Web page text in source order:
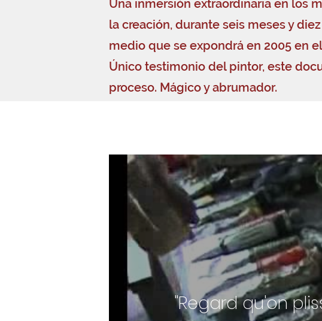
Una inmersión extraordinaria en los
la creación, durante seis meses y
medio que se expondrá en 2005 en
Único testimonio del pintor, este
proceso. Mágico y abrumador.
"Regard qu'on